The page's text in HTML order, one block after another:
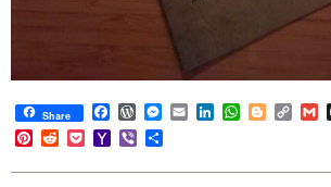
Share Facebook
WordPress
Messenger
EmailLinkedIn
WhatsApp
Blogger
Link
Pinterest
RedditPocketYahoo
Mail
Viber